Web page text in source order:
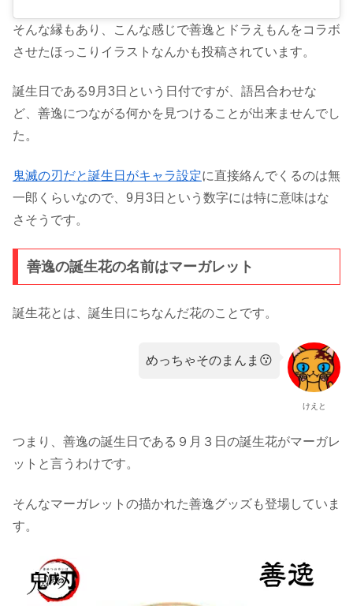
そんな縁もあり、こんな感じで善逸とドラえもんをコラボ
させたほっこりイラストなんかも投稿されています。
誕生日である9月3日という日付ですが、語呂合わせな
ど、善逸につながる何かを見つけることが出来ませんでし
た。
鬼滅の刃だと誕生日がキャラ設定に直接絡んでくるのは無
一郎くらいなので、9月3日という数字には特に意味はな
さそうです。
善逸の誕生花の名前はマーガレット
誕生花とは、誕生日にちなんだ花のことです。
けえと
めっちゃそのまんま😗
つまり、善逸の誕生日である９月３日の誕生花がマーガレ
ットと言うわけです。
そんなマーガレットの描かれた善逸グッズも登場していま
す。